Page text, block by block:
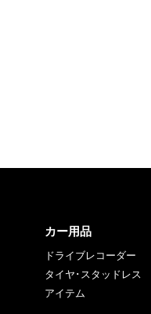
カー用品
ドライブレコーダー
タイヤ･スタッドレス
アイテム